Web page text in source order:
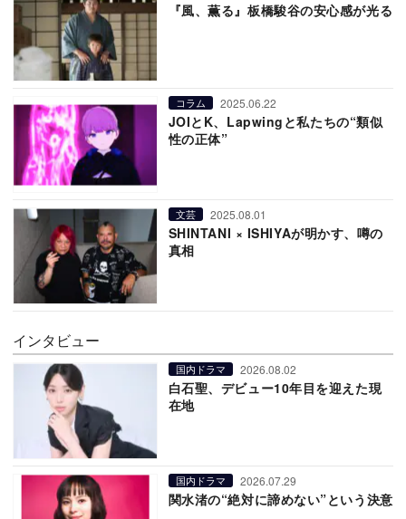
『風、薫る』板橋駿谷の安心感が光る
コラム 2025.06.22
JOIとK、Lapwingと私たちの“類似
性の正体”
文芸 2025.08.01
SHINTANI × ISHIYAが明かす、噂の
真相
インタビュー
国内ドラマ 2026.08.02
白石聖、デビュー10年目を迎えた現
在地
国内ドラマ 2026.07.29
関水渚の“絶対に諦めない”という決意